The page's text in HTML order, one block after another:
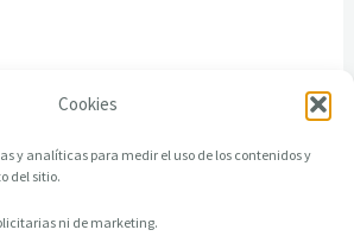
Cookies
y analíticas para medir el uso de los contenidos y
del sitio.
ni de marketing.